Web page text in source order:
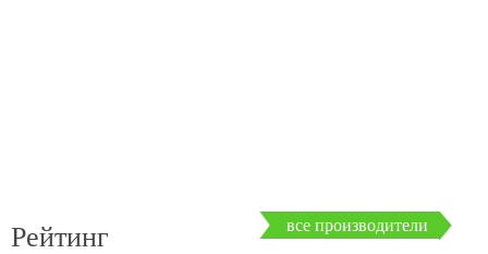
все производители
Рейтинг